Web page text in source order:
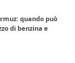
quando può
di benzina e